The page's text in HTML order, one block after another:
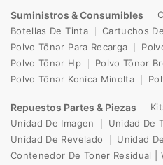
Suministros & Consumibles
Botellas De Tinta
Cartuchos
Polvo Tōnər Para Recarga
Polvo Tōnər Hp
Polvo Tōnər
Polvo Tōnər Konica Minolta
Repuestos Partes & Piezas
Unidad De Imagen
Unidad De
Unidad De Revelado
Unidad
Contenedor De Toner Residual |